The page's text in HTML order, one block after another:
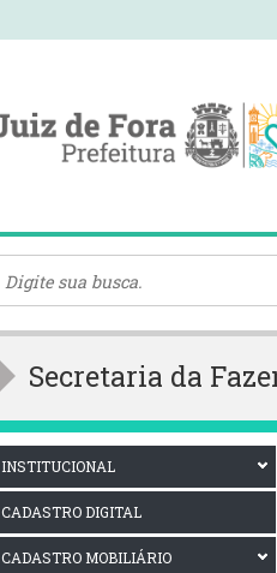
Secretaria da
INSTITUCIONAL
CADASTRO DIGITAL
CADASTRO MOBILIÁRIO